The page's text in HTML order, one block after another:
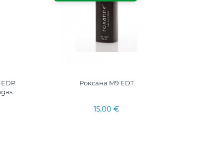
Роксана M9 EDT
15,00 €